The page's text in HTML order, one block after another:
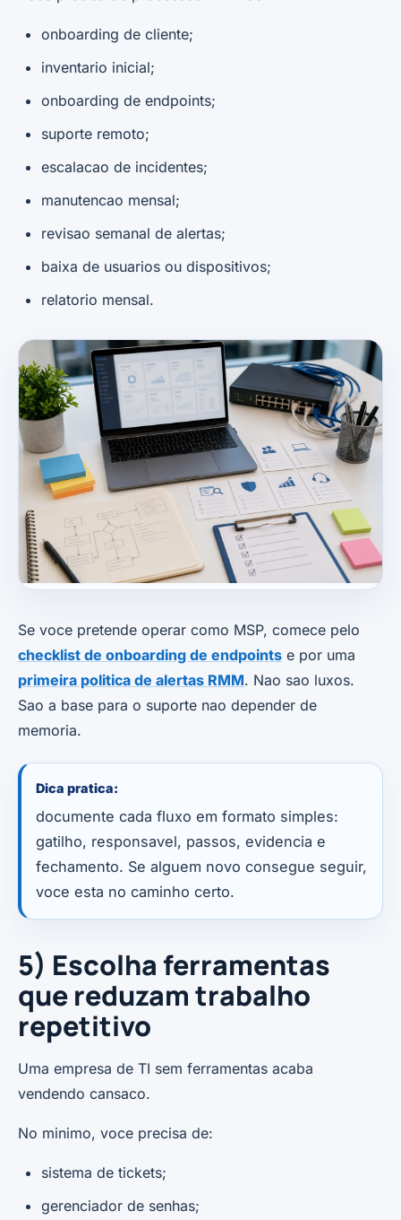
onboarding de cliente;
inventario inicial;
onboarding de endpoints;
suporte remoto;
escalacao de incidentes;
manutencao mensal;
revisao semanal de alertas;
baixa de usuarios ou dispositivos;
relatorio mensal.
Se voce pretende operar como MSP, comece pelo
checklist de onboarding de endpoints e por uma
primeira politica de alertas RMM. Nao sao luxos.
Sao a base para o suporte nao depender de
memoria.
Dica pratica:
documente cada fluxo em formato simples:
gatilho, responsavel, passos, evidencia e
fechamento. Se alguem novo consegue seguir,
voce esta no caminho certo.
5) Escolha ferramentas
que reduzam trabalho
repetitivo
Uma empresa de TI sem ferramentas acaba
vendendo cansaco.
No minimo, voce precisa de:
sistema de tickets;
gerenciador de senhas;